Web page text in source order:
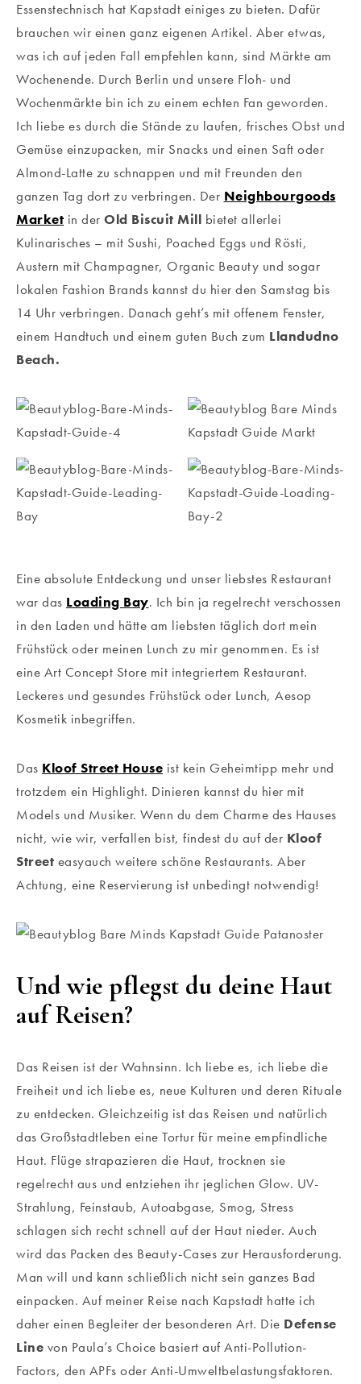
Essenstechnisch hat Kapstadt einiges zu bieten. Dafür
brauchen wir einen ganz eigenen Artikel. Aber etwas,
was ich auf jeden Fall empfehlen kann, sind Märkte am
Wochenende. Durch Berlin und unsere Floh- und
Wochenmärkte bin ich zu einem echten Fan geworden.
Ich liebe es durch die Stände zu laufen, frisches Obst und
Gemüse einzupacken, mir Snacks und einen Saft oder
Almond-Latte zu schnappen und mit Freunden den
ganzen Tag dort zu verbringen. Der Neighbourgoods
Market in der Old Biscuit Mill bietet allerlei
Kulinarisches – mit Sushi, Poached Eggs und Rösti,
Austern mit Champagner, Organic Beauty und sogar
lokalen Fashion Brands kannst du hier den Samstag bis
14 Uhr verbringen. Danach geht’s mit offenem Fenster,
einem Handtuch und einem guten Buch zum Llandudno
Beach.
Eine absolute Entdeckung und unser liebstes Restaurant
war das Loading Bay. Ich bin ja regelrecht verschossen
in den Laden und hätte am liebsten täglich dort mein
Frühstück oder meinen Lunch zu mir genommen. Es ist
eine Art Concept Store mit integriertem Restaurant.
Leckeres und gesundes Frühstück oder Lunch, Aesop
Kosmetik inbegriffen.
Das Kloof Street House ist kein Geheimtipp mehr und
trotzdem ein Highlight. Dinieren kannst du hier mit
Models und Musiker. Wenn du dem Charme des Hauses
nicht, wie wir, verfallen bist, findest du auf der Kloof
Street easyauch weitere schöne Restaurants. Aber
Achtung, eine Reservierung ist unbedingt notwendig!
Und wie pflegst du deine Haut
auf Reisen?
Das Reisen ist der Wahnsinn. Ich liebe es, ich liebe die
Freiheit und ich liebe es, neue Kulturen und deren Rituale
zu entdecken. Gleichzeitig ist das Reisen und natürlich
das Großstadtleben eine Tortur für meine empfindliche
Haut. Flüge strapazieren die Haut, trocknen sie
regelrecht aus und entziehen ihr jeglichen Glow. UV-
Strahlung, Feinstaub, Autoabgase, Smog, Stress
schlagen sich recht schnell auf der Haut nieder. Auch
wird das Packen des Beauty-Cases zur Herausforderung.
Man will und kann schließlich nicht sein ganzes Bad
einpacken. Auf meiner Reise nach Kapstadt hatte ich
daher einen Begleiter der besonderen Art. Die Defense
Line von Paula’s Choice basiert auf Anti-Pollution-
Factors, den APFs oder Anti-Umweltbelastungsfaktoren.